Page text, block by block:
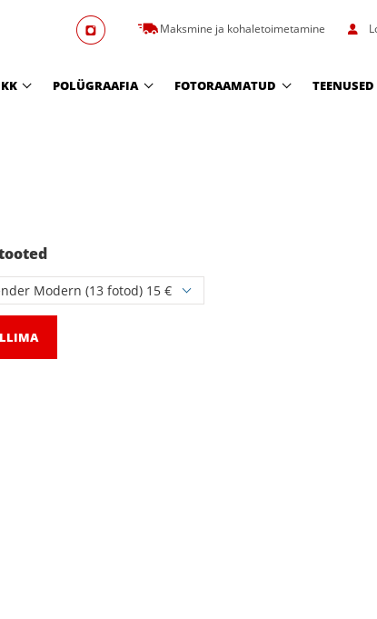
Maksmine ja kohaletoimetamine
POLÜGRAAFIA FOTORAAMATUD TEENUSED